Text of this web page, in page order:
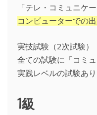
「テレ・コミュニケ
コンピューターでの
実技試験（2次試験
全ての試験に「コミ
実践レベルの試験あり
1級